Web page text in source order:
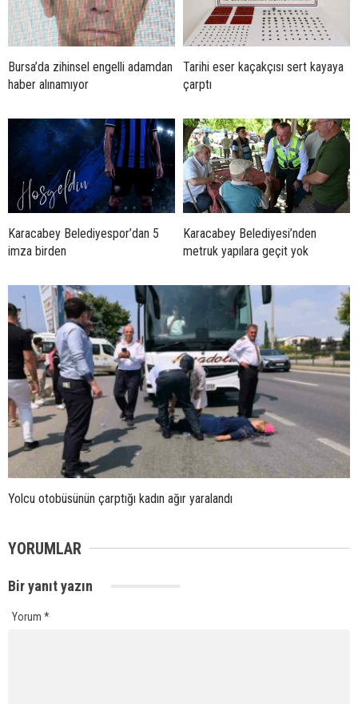
Bursa’da zihinsel engelli adamdan
haber alınamıyor
Tarihi eser kaçakçısı sert kayaya
çarptı
Karacabey Belediyespor’dan 5
imza birden
Karacabey Belediyesi’nden
metruk yapılara geçit yok
Yolcu otobüsünün çarptığı kadın ağır yaralandı
YORUMLAR
Bir yanıt yazın
Yorum *